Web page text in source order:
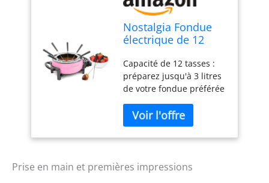
Nostalgia Fondue
électrique de 12
de la température
réglable, 8
fourchettes à code
couleur, poignées
froides au toucher,
parfait pour le
chocolat, le
caramel, rose
Capacité de 12 tasses :
préparez jusqu'à 3 litres
de votre fondue préférée
tout événement spécial à
partager avec vos amis et
votre famille FONDUE
pas la fondue ? C'est
toujours un style
Prise en main et premières impressions